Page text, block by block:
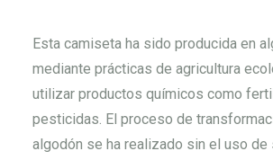
Esta camiseta ha sido producida en
mediante prácticas de agricultura
utilizar productos químicos como
pesticidas. El proceso de
algodón se ha realizado sin el uso de